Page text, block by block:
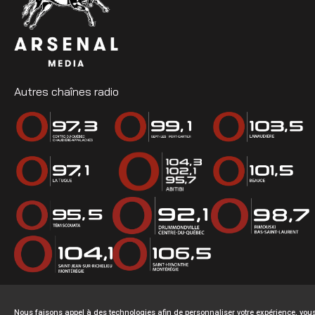
Autres chaînes radio
Nous faisons appel à des technologies afin de personnaliser votre expérience,